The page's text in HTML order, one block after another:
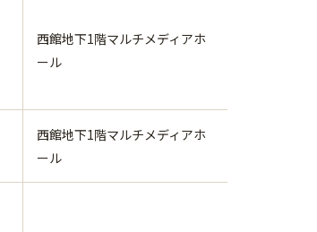
西館地下1階マルチメディアホ
ール
西館地下1階マルチメディアホ
ール